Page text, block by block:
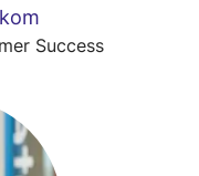
Success